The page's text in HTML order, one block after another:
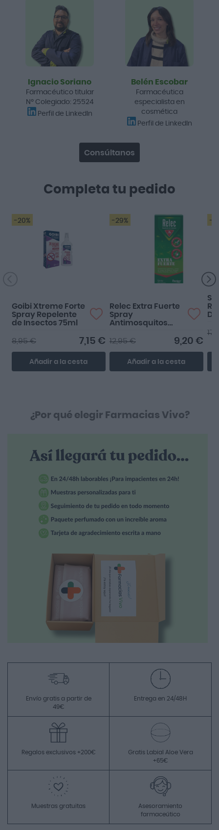
Completa tu pedido
-20%
Funciona perfecto!
Goibi Xtreme Forte
Spray Repelente
de Insectos 75ml
7,15 €
8,95 €
Añadir a la cesta
-29%
Muy bien
Relec Extra Fuerte
Spray
Antimosquitos
9,20 €
12,95 €
Añadir a la cesta
-
Ignacio Soriano
Farmacéutico titular
Nº Colegiado: 25524
Perfil de LinkedIn
Belén Escobar
Farmacéutica
especialista en
cosmética
Perfil de LinkedIn
Consúltanos
¿Por qué elegir Farmacias Vivo?
Envío gratis a partir de
49€
Entrega en 24/48H
Regalos exclusivos +200€
Gratis Labial Aloe Vera
+65€
Muestras gratuitas
Asesoramiento
farmaceútico